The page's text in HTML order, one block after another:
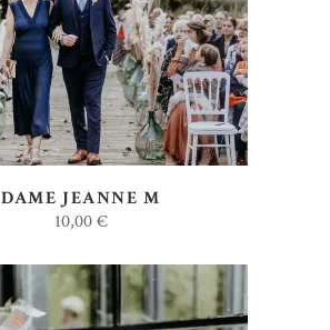
DAME JEANNE M
10,00€